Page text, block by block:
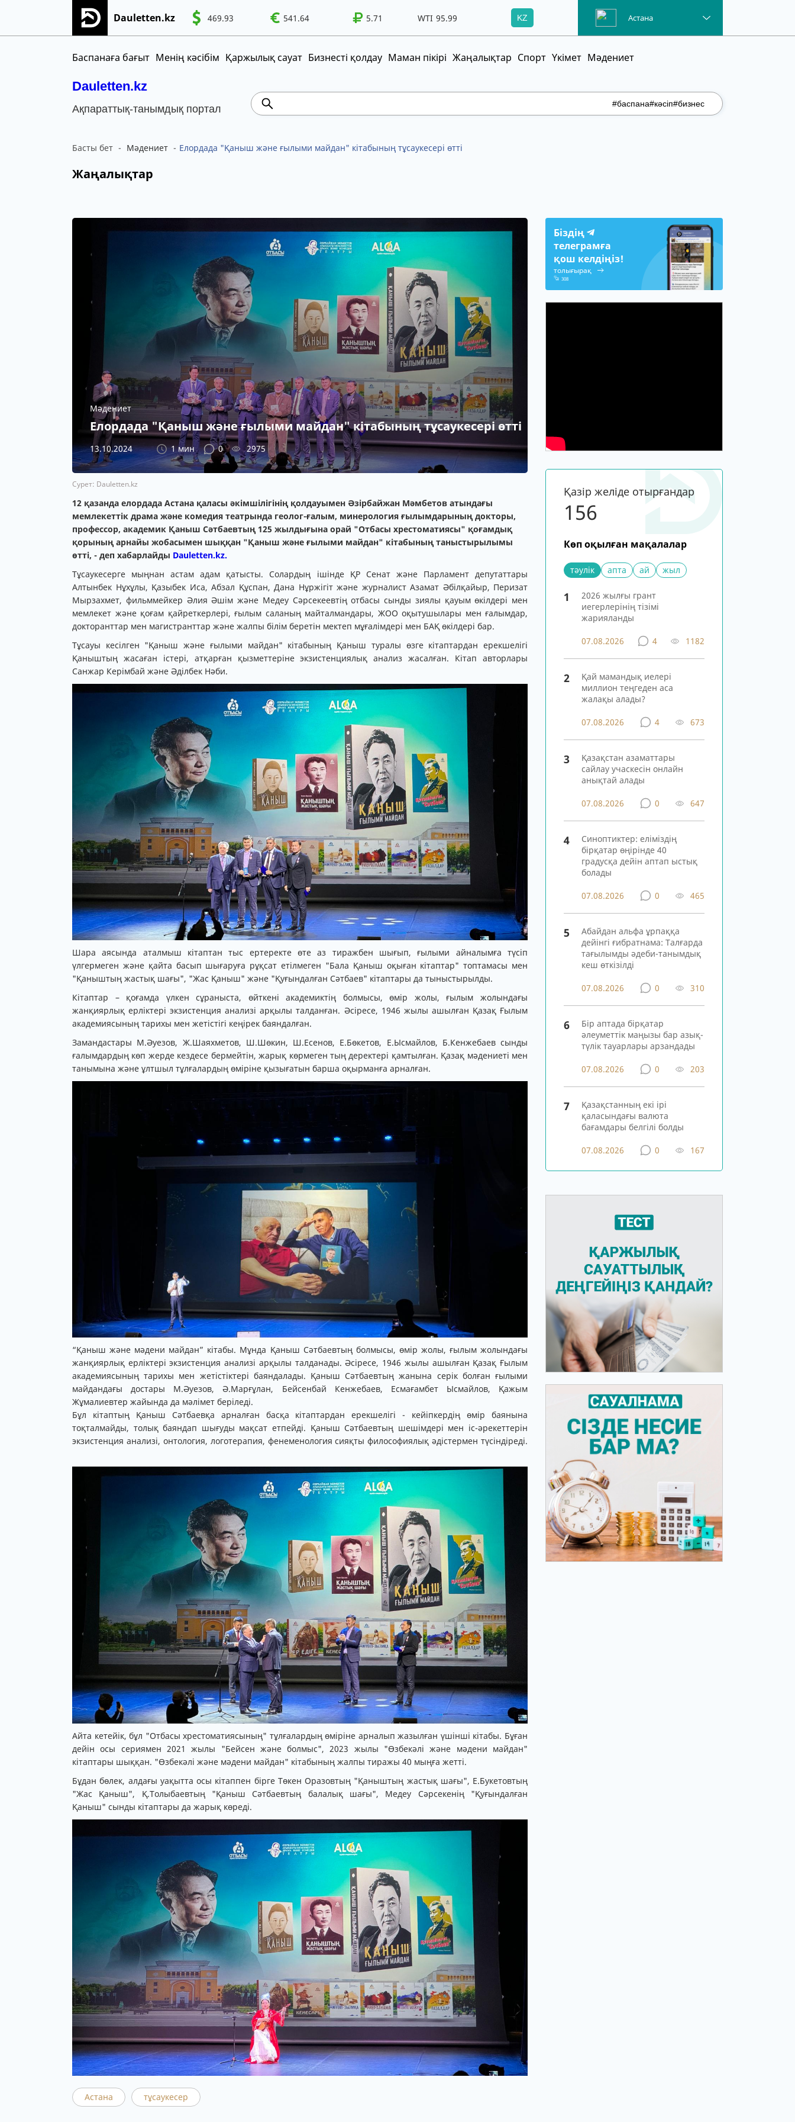
Dauletten.kz 469.93 541.64 5.71
WTI 95.99 100.41 WTI Brent 100.41 KZ Астана
Баспанаға бағыт Менің кәсібім Қаржылық сауат Бизнесті қолдау Маман пікірі Жаңалықтар Спорт Үкімет Мәдениет
Dauletten.kz
Ақпараттық-танымдық портал #баспана#кәсіп#бизнес
Сіздің өтінішіңіз сәтті жіберілді, Рақмет!
Басты бет Мәдениет Елордада "Қаныш және ғылыми майдан" кітабының тұсаукесері өтті
Жаңалықтар
Мәдениет
Елордада "Қаныш және ғылыми майдан" кітабының тұсаукесері өтті
13.10.2024 1 мин 0 2975
Сурет: Dauletten.kz
12 қазанда елордада Астана қаласы әкімшілігінің қолдауымен Әзірбайжан Мәмбетов атындағы
мемлекеттік драма және комедия театрында геолог-ғалым, минерология ғылымдарының докторы,
профессор, академик Қаныш Сәтбаевтың 125 жылдығына орай "Отбасы хрестоматиясы" қоғамдық
қорының арнайы жобасымен шыққан "Қаныш және ғылыми майдан" кітабының таныстырылымы
өтті, - деп хабарлайды Dauletten.kz.
Тұсаукесерге мыңнан астам адам қатысты. Солардың ішінде ҚР Сенат және Парламент депутаттары
Алтынбек Нұхұлы, Қазыбек Иса, Абзал Құспан, Дана Нұржігіт және журналист Азамат Әбілқайыр, Перизат
Мырзахмет, фильммейкер Әлия Әшім және Медеу Сәрсекеевтің отбасы сынды зиялы қауым өкілдері мен
мемлекет және қоғам қайреткерлері, ғылым саланың майталмандары, ЖОО оқытушылары мен ғалымдар,
докторанттар мен магистранттар және жалпы білім беретін мектеп мұғалімдері мен БАҚ өкілдері бар.
Тұсауы кесілген "Қаныш және ғылыми майдан" кітабының Қаныш туралы өзге кітаптардан ерекшелігі
Қаныштың жасаған істері, атқарған қызметтеріне экзистенциялық анализ жасалған. Кітап авторлары
Санжар Керімбай және Әділбек Нәби.
Шара аясында аталмыш кітаптан тыс ертеректе өте аз тиражбен шығып, ғылыми айналымға түсіп
үлгермеген және қайта басып шығаруға рұқсат етілмеген "Бала Қаныш оқыған кітаптар" топтамасы мен
"Қаныштың жастық шағы", "Жас Қаныш" және "Қуғындалған Сәтбаев" кітаптары да тыныстырылды.
Кітаптар – қоғамда үлкен сұраныста, өйткені академиктің болмысы, өмір жолы, ғылым жолындағы
жанқиярлық ерліктері экзистенция анализі арқылы талданған. Әсіресе, 1946 жылы ашылған Қазақ Ғылым
академиясының тарихы мен жетістігі кеңірек баяндалған.
Замандастары М.Әуезов, Ж.Шаяхметов, Ш.Шөкин, Ш.Есенов, Е.Бөкетов, Е.Ысмайлов, Б.Кенжебаев сынды
ғалымдардың көп жерде кездесе бермейтін, жарық көрмеген тың деректері қамтылған. Қазақ мәдениеті мен
танымына және ұлтшыл тұлғалардың өміріне қызығатын барша оқырманға арналған.
“Қаныш және мәдени майдан” кітабы. Мұнда Қаныш Сәтбаевтың болмысы, өмір жолы, ғылым жолындағы
жанқиярлық ерліктері экзистенция анализі арқылы талданады. Әсіресе, 1946 жылы ашылған Қазақ Ғылым
академиясының тарихы мен жетістіктері баяндалады. Қаныш Сәтбаевтың жанына серік болған ғылыми
майдандағы достары М.Әуезов, Ә.Марғұлан, Бейсенбай Кенжебаев, Есмағамбет Ысмайлов, Қажым
Жұмалиевтер жайында да мәлімет беріледі.
Бұл кітаптың Қаныш Сәтбаевқа арналған басқа кітаптардан ерекшелігі - кейіпкердің өмір баянына
тоқталмайды, толық баяндап шығуды мақсат етпейді. Қаныш Сәтбаевтың шешімдері мен іс-әрекеттерін
экзистенция анализі, онтология, логотерапия, фенеменология сияқты философиялық әдістермен түсіндіреді.
Айта кетейік, бұл "Отбасы хрестоматиясының" тұлғалардың өміріне арналып жазылған үшінші кітабы. Бұған
дейін осы сериямен 2021 жылы "Бейсен және болмыс", 2023 жылы "Өзбекәлі және мәдени майдан"
кітаптары шыққан. "Өзбекәлі және мәдени майдан" кітабының жалпы тиражы 40 мыңға жетті.
Бұдан бөлек, алдағы уақытта осы кітаппен бірге Төкен Оразовтың "Қаныштың жастық шағы", Е.Букетовтың
"Жас Қаныш", Қ.Толыбаевтың "Қаныш Сәтбаевтың балалық шағы", Медеу Сәрсекенің "Қуғындалған
Қаныш" сынды кітаптары да жарық көреді.
Астана тұсаукесер
Біздің
телеграмға
қош келдіңіз!
толығырақ
308
Қазір желіде отырғандар
120
Көп оқылған мақалалар
тәулік апта ай жыл
1
2026 жылғы грант
иегерлерінің тізімі
жарияланды
07.08.2026 4 1182
2
Қай мамандық иелері
миллион теңгеден аса
жалақы алады?
07.08.2026 4 673
3
Қазақстан азаматтары
сайлау учаскесін онлайн
анықтай алады
07.08.2026 0 647
4
Синоптиктер: еліміздің
бірқатар өңірінде 40
градусқа дейін аптап ыстық
болады
07.08.2026 0 465
5
Абайдан альфа ұрпаққа
дейінгі ғибратнама: Талғарда
тағылымды әдеби-танымдық
кеш өткізілді
07.08.2026 0 310
6
Бір аптада бірқатар
әлеуметтік маңызы бар азық-
түлік тауарлары арзандады
07.08.2026 0 203
7
Қазақстанның екі ірі
қаласындағы валюта
бағамдары белгілі болды
07.08.2026 0 167